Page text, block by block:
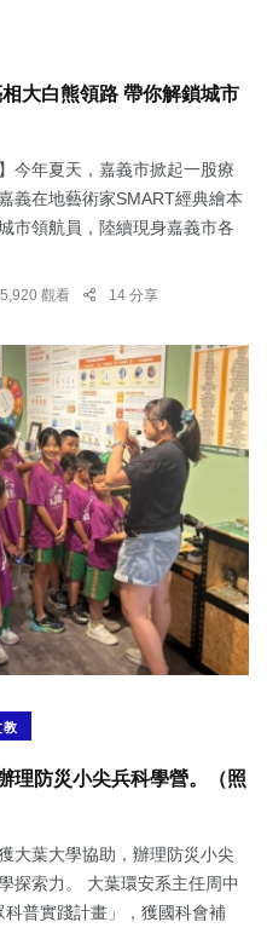
大白熊領路 帶你解鎖城市
今年夏天，嘉義市掀起一股療
義在地藝術家SMART經典繪本
市領航員，陸續現身嘉義市各
5,920 觀看 14 分享
教
理防災小尖兵科學營。（照
大葉大學協助，辦理防災小尖
探索力。 大葉環安系主任周中
普實踐計畫」，獲國科會補